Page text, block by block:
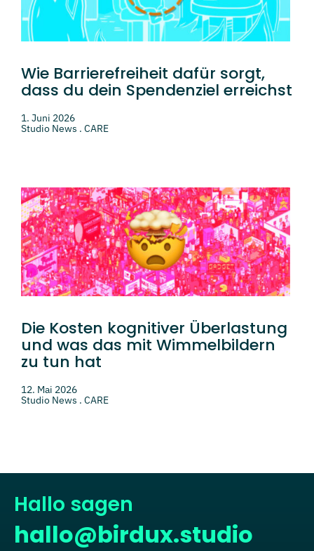
Wie Barrierefreiheit dafür sorgt,
dass du dein Spendenziel erreichst
1. Juni 2026
Studio News . CARE
Die Kosten kognitiver Überlastung
und was das mit Wimmelbildern
zu tun hat
12. Mai 2026
Studio News . CARE
Hallo sagen
hallo@birdux.studio